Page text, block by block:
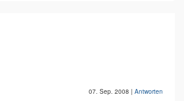
07. Sep. 2008 | Antworten